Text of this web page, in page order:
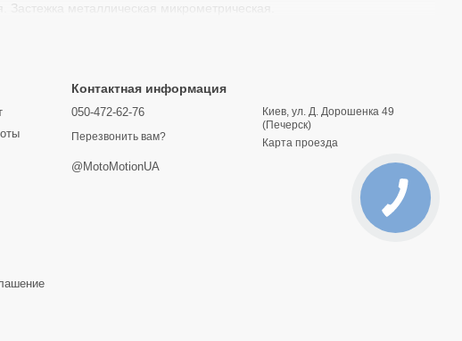
металлическая микрометрическая.
Контактная информация
050-472-62-76
Перезвонить вам?
@MotoMotionUA
Киев, ул. Д. Дорошенка 49
(Печерск)
Карта проезда